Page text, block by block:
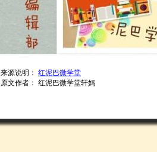
来源说明： 红泥巴微学堂
原文作者： 红泥巴微学堂轩妈